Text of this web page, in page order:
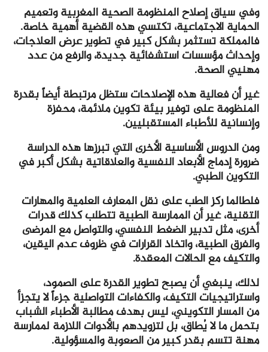
وفي سياق إصلاح المنظومة الصحية المغربية وتعميم
الحماية الاجتماعية، تكتسي هذه القضية أهمية خاصة.
فالمملكة تستثمر بشكل كبير في تطوير عرض العلاجات،
وإحداث مؤسسات استشفائية جديدة، والرفع من عدد
مهنيي الصحة.
غير أن فعالية هذه الإصلاحات ستظل مرتبطة أيضاً بقدرة
المنظومة على توفير بيئة تكوين ملائمة، محفزة
وإنسانية للأطباء المستقبليين.
ومن الدروس الأساسية الأخرى التي تبرزها هذه الدراسة
ضرورة إدماج الأبعاد النفسية والعلاقاتية بشكل أكبر في
التكوين الطبي.
فلطالما ركز الطب على نقل المعارف العلمية والمهارات
التقنية، غير أن الممارسة الطبية تتطلب كذلك قدرات
أخرى، مثل تدبير الضغط النفسي، والتواصل مع المرضى
والفرق الطبية، واتخاذ القرارات في ظروف عدم اليقين،
والتكيف مع الحالات المعقدة.
لذلك، ينبغي أن يصبح تطوير القدرة على الصمود،
واستراتيجيات التكيف، والكفاءات التواصلية جزءاً لا يتجزأ
من المسار التكويني، ليس بهدف مطالبة الأطباء الشباب
بتحمل ما لا يُطاق، بل لتزويدهم بالأدوات اللازمة لممارسة
مهنة تتسم بقدر كبير من الصعوبة والمسؤولية.